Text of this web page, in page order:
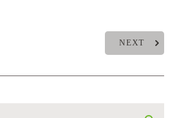
NEXT